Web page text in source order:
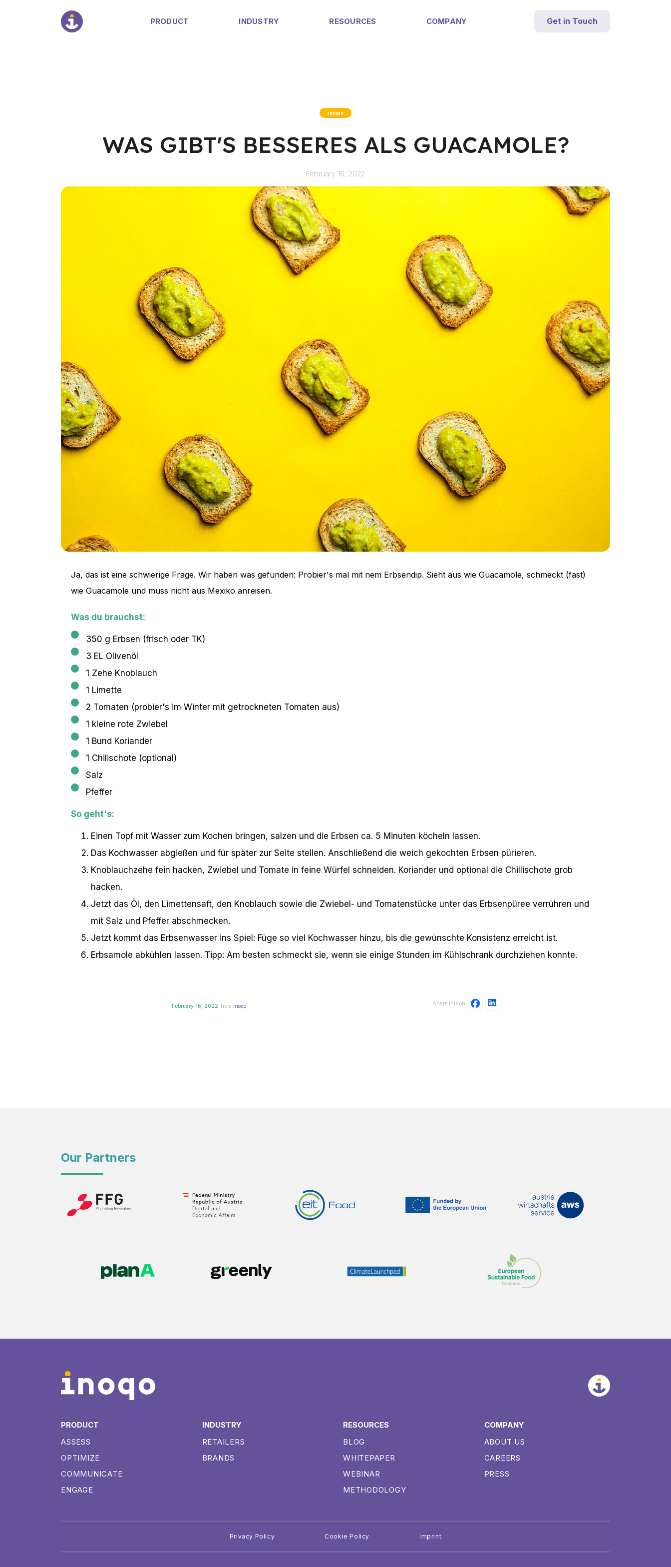
PRODUCT INDUSTRY RESOURCES COMPANY Get in Touch
recipe
WAS GIBT'S BESSERES ALS GUACAMOLE?
February 16, 2022
Ja, das ist eine schwierige Frage. Wir haben was gefunden: Probier's mal mit nem Erbsendip. Sieht aus wie Guacamole, schmeckt (fast)
wie Guacamole und muss nicht aus Mexiko anreisen.
Was du brauchst:
350 g Erbsen (frisch oder TK)
3 EL Olivenöl
1 Zehe Knoblauch
1 Limette
2 Tomaten (probier's im Winter mit getrockneten Tomaten aus)
1 kleine rote Zwiebel
1 Bund Koriander
1 Chilischote (optional)
Salz
Pfeffer
So geht's:
Einen Topf mit Wasser zum Kochen bringen, salzen und die Erbsen ca. 5 Minuten köcheln lassen.
Das Kochwasser abgießen und für später zur Seite stellen. Anschließend die weich gekochten Erbsen pürieren.
Knoblauchzehe fein hacken, Zwiebel und Tomate in feine Würfel schneiden. Koriander und optional die Chillischote grob
hacken.
Jetzt das Öl, den Limettensaft, den Knoblauch sowie die Zwiebel- und Tomatenstücke unter das Erbsenpüree verrühren und
mit Salz und Pfeffer abschmecken.
Jetzt kommt das Erbsenwasser ins Spiel: Füge so viel Kochwasser hinzu, bis die gewünschte Konsistenz erreicht ist.
Erbsamole abkühlen lassen. Tipp: Am besten schmeckt sie, wenn sie einige Stunden im Kühlschrank durchziehen konnte.
February 16, 2022 from inoqo Share this on
Our Partners
PRODUCT
ASSESS
OPTIMIZE
COMMUNICATE
ENGAGE
INDUSTRY
RETAILERS
BRANDS
RESOURCES
BLOG
WHITEPAPER
WEBINAR
METHODOLOGY
COMPANY
ABOUT US
CAREERS
PRESS
Privacy Policy Cookie Policy Imprint